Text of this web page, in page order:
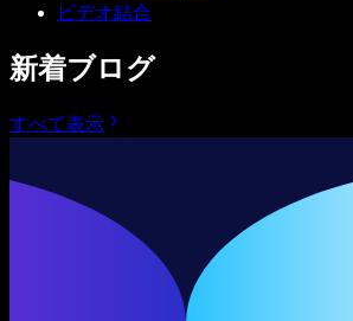
ビデオ結合
新着ブログ
すべて表示